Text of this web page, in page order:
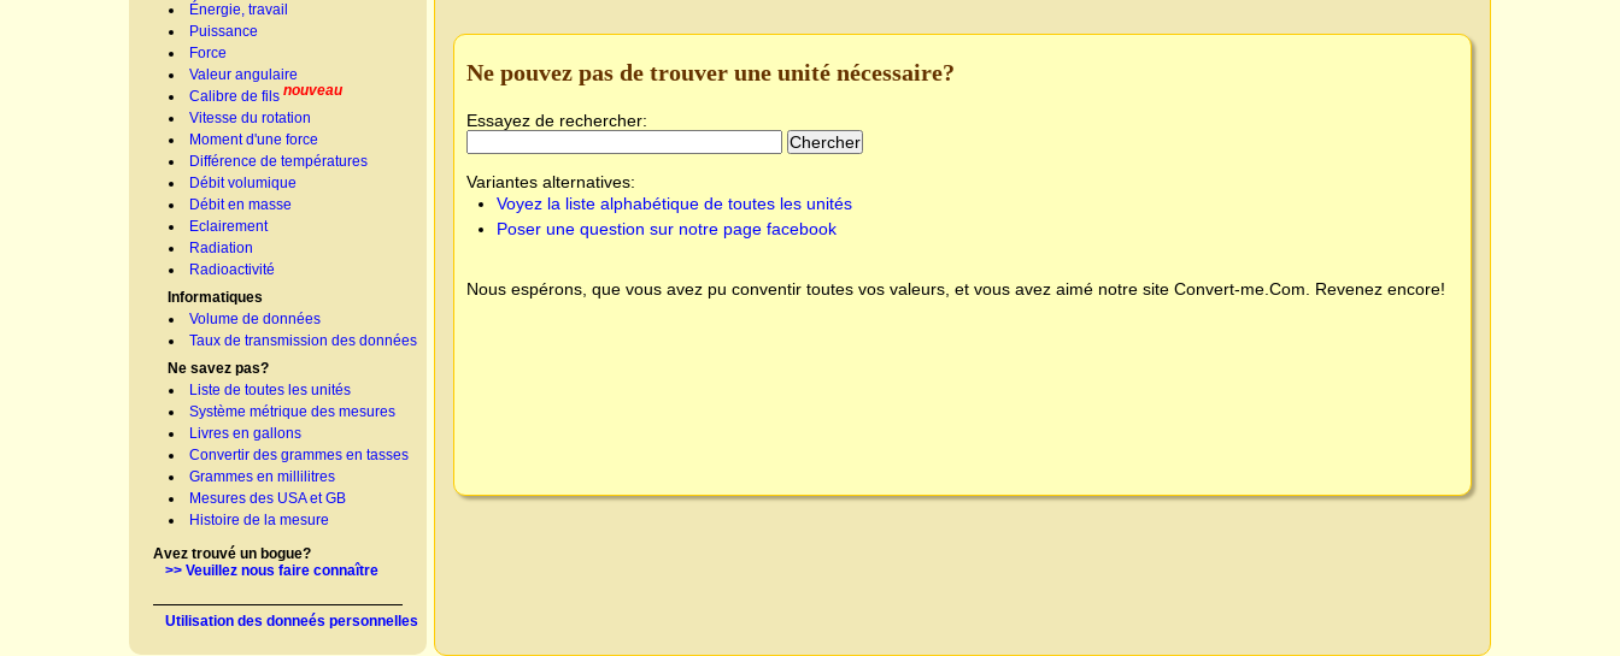
Énergie, travail
Puissance
Force
Valeur angulaire
Calibre de fils nouveau
Vitesse du rotation
Moment d'une force
Différence de températures
Débit volumique
Débit en masse
Eclairement
Radiation
Radioactivité
Informatiques
Volume de données
Taux de transmission des données
Ne savez pas?
Liste de toutes les unités
Système métrique des mesures
Livres en gallons
Convertir des grammes en tasses
Grammes en millilitres
Mesures des USA et GB
Histoire de la mesure
Avez trouvé un bogue?
>> Veuillez nous faire connaître
Utilisation des donneés personnelles
Ne pouvez pas de trouver une unité nécessaire?
Essayez de rechercher:
Variantes alternatives:
Voyez la liste alphabétique de toutes les unités
Poser une question sur notre page facebook
Nous espérons, que vous avez pu conventir toutes vos valeurs, et vous avez aimé notre site Convert-me.Com . Revenez encore!